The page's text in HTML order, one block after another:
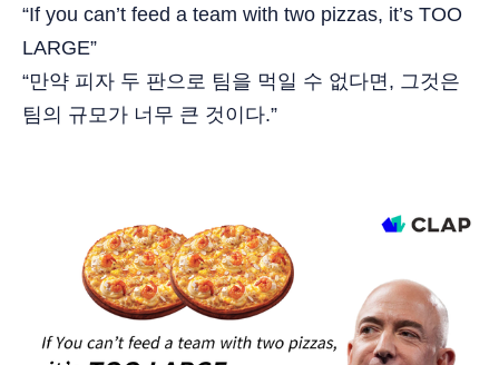
“If you can’t feed a team with two pizzas, it’s TOO
LARGE”
“만약 피자 두 판으로 팀을 먹일 수 없다면, 그것은
팀의 규모가 너무 큰 것이다.”